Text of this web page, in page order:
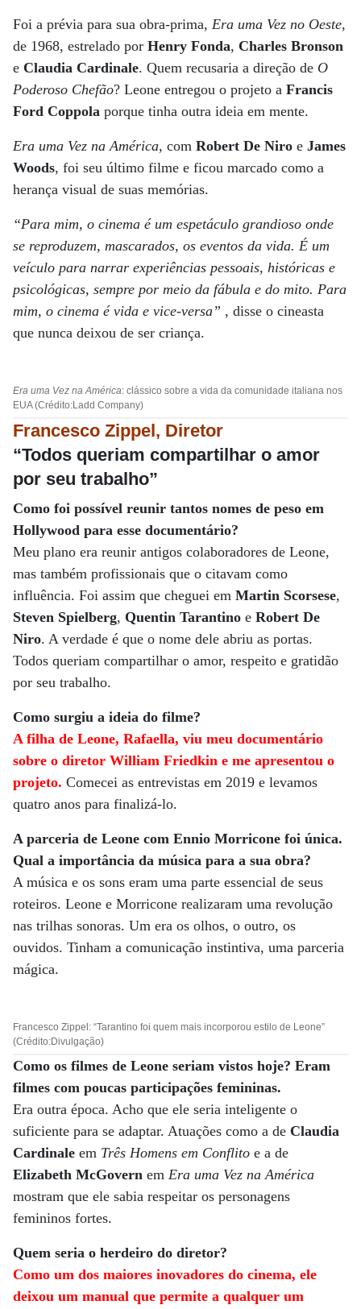
Foi a prévia para sua obra-prima, Era uma Vez no Oeste,
de 1968, estrelado por Henry Fonda, Charles Bronson
e Claudia Cardinale. Quem recusaria a direção de O
Poderoso Chefão? Leone entregou o projeto a Francis
Ford Coppola porque tinha outra ideia em mente.
Era uma Vez na América, com Robert De Niro e James
Woods, foi seu último filme e ficou marcado como a
herança visual de suas memórias.
“Para mim, o cinema é um espetáculo grandioso onde
se reproduzem, mascarados, os eventos da vida. É um
veículo para narrar experiências pessoais, históricas e
psicológicas, sempre por meio da fábula e do mito. Para
mim, o cinema é vida e vice-versa” , disse o cineasta
que nunca deixou de ser criança.
Era uma Vez na América: clássico sobre a vida da comunidade italiana nos
EUA (Crédito:Ladd Company)
Francesco Zippel, Diretor
“Todos queriam compartilhar o amor
por seu trabalho”
Como foi possível reunir tantos nomes de peso em
Hollywood para esse documentário?
Meu plano era reunir antigos colaboradores de Leone,
mas também profissionais que o citavam como
influência. Foi assim que cheguei em Martin Scorsese,
Steven Spielberg, Quentin Tarantino e Robert De
Niro. A verdade é que o nome dele abriu as portas.
Todos queriam compartilhar o amor, respeito e gratidão
por seu trabalho.
Como surgiu a ideia do filme?
A filha de Leone, Rafaella, viu meu documentário
sobre o diretor William Friedkin e me apresentou o
projeto. Comecei as entrevistas em 2019 e levamos
quatro anos para finalizá-lo.
A parceria de Leone com Ennio Morricone foi única.
Qual a importância da música para a sua obra?
A música e os sons eram uma parte essencial de seus
roteiros. Leone e Morricone realizaram uma revolução
nas trilhas sonoras. Um era os olhos, o outro, os
ouvidos. Tinham a comunicação instintiva, uma parceria
mágica.
Francesco Zippel: “Tarantino foi quem mais incorporou estilo de Leone”
(Crédito:Divulgação)
Como os filmes de Leone seriam vistos hoje? Eram
filmes com poucas participações femininas.
Era outra época. Acho que ele seria inteligente o
suficiente para se adaptar. Atuações como a de Claudia
Cardinale em Três Homens em Conflito e a de
Elizabeth McGovern em Era uma Vez na América
mostram que ele sabia respeitar os personagens
femininos fortes.
Quem seria o herdeiro do diretor?
Como um dos maiores inovadores do cinema, ele
deixou um manual que permite a qualquer um